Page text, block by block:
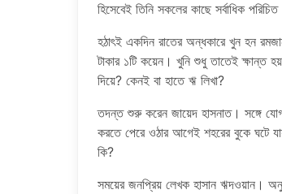
হিসেবেই তিনি সকলের কাছে সর্বাধিক
হঠাৎই একদিন রাতের অন্ধকারে খুন হন
টাকার ১টি কয়েন। খুনি শুধু তাতেই ক্ষান্ত
দিয়ে? কেনই বা হাতে ঋ লিখা?
তদন্ত শুরু করেন জায়েদ হাসনাত। সঙ্গে
করতে পেরে ওঠার আগেই শহরের বুকে ঘটে
কি?
সময়ের জনপ্রিয় লেখক হাসান ঋদওয়ান।